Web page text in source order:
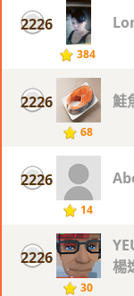
2226
384
2226
68
鮭
2226
14
2226
30
楊